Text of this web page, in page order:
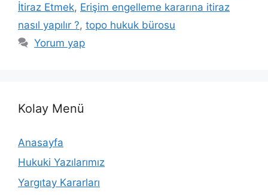
İtiraz Etmek, Erişim engelleme kararına itiraz
nasıl yapılır ?, topo hukuk bürosu
Yorum yap
Kolay Menü
Anasayfa
Hukuki Yazılarımız
Yargıtay Kararları